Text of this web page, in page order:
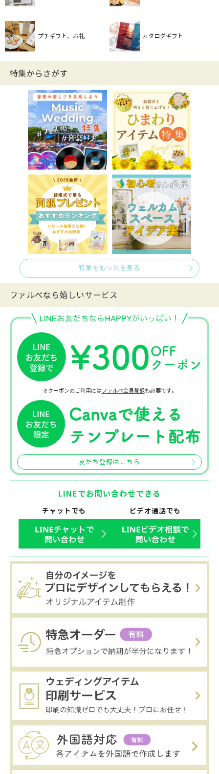
プチギフト、お礼 カタログギフト
特集からさがす
特集をもっとを見る
ファルべなら嬉しいサービス
※クーポンのご利用にはファルベ会員登録も必要です。
友だち登録はこちら
LINEでお問い合わせできる
チャットでも ビデオ通話でも